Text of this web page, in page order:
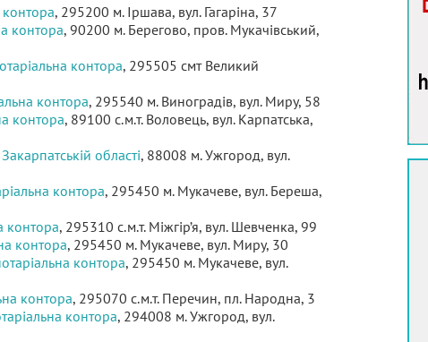
, 295200 м. Іршава, вул. Гагаріна, 37
контора, 90200 м. Берегово, пров. Мукачівський,
контора, 295505 смт Великий
контора, 295540 м. Виноградів, вул. Миру, 58
контора, 89100 с.м.т. Воловець, вул. Карпатська,
області, 88008 м. Ужгород, вул.
контора, 295450 м. Мукачеве, вул. Береша,
контора, 295310 с.м.т. Міжгір’я, вул. Шевченка, 99
контора, 295450 м. Мукачеве, вул. Миру, 30
контора, 295450 м. Мукачеве, вул.
контора, 295070 с.м.т. Перечин, пл. Народна, 3
контора, 294008 м. Ужгород, вул.